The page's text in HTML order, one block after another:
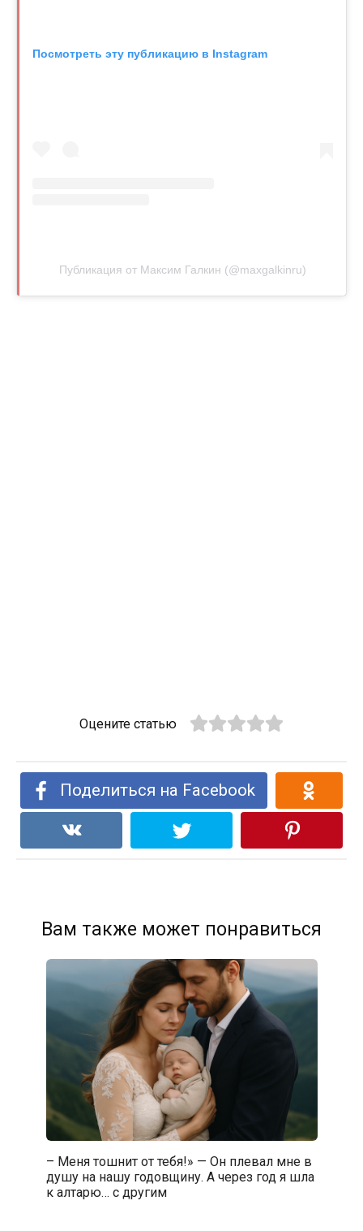
Посмотреть эту публикацию в Instagram
Публикация от Максим Галкин (@maxgalkinru)
Оцените статью
Поделиться на Facebook
Вам также может понравиться
– Меня тошнит от тебя!» — Он плевал мне в
душу на нашу годовщину. А через год я шла
к алтарю… с другим